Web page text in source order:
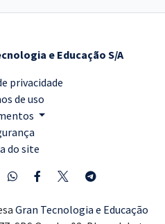
e Educação S/A
privacidade
de uso
do site
Gran Tecnologia e Educação